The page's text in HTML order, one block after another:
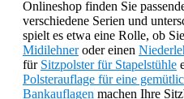
Onlineshop finden Sie
verschiedene Serien und
spielt es etwa eine Rolle, ob
Midilehneroder einen
für Sitzpolster für Stapelstühle
Polsterauflage für eine
Bankauflagen machen Ihre